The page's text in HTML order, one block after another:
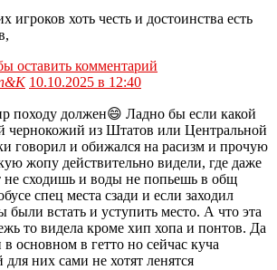
игроков хоть честь и достоинства есть
оставить комментарий
10.10.2025 в 12:40
походу должен😄 Ладно бы если какой
чернокожий из Штатов или Центральной
и обижался на расизм и прочую
жопу действительно видели, где даже
не сходишь и воды не попьешь в общ
спец места сзади и если заходил
встать и уступить место. А что эта
то видела кроме хип хопа и понтов. Да
основном в гетто но сейчас куча
них сами не хотят ленятся